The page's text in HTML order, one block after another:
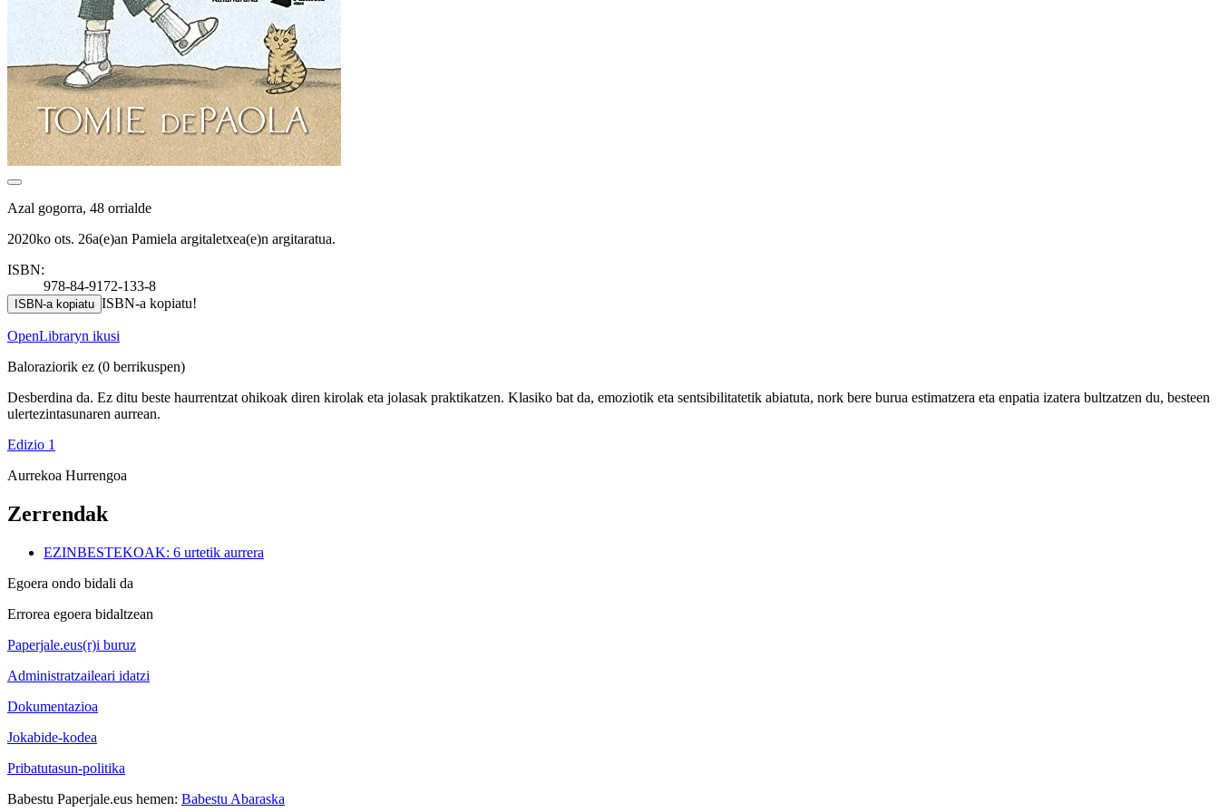
Azal gogorra, 48 orrialde
2020ko ots. 26a(e)an Pamiela argitaletxea(e)n argitaratua.
ISBN:
978-84-9172-133-8
ISBN-a kopiatu ISBN-a kopiatu!
OpenLibraryn ikusi
Baloraziorik ez (0 berrikuspen)
Desberdina da. Ez ditu beste haurrentzat ohikoak diren kirolak eta jolasak praktikatzen. Klasiko bat da, emoziotik eta sentsibilitatetik abiatuta, nork bere burua estimatzera eta enpatia izatera bultzatzen du, besteen
ulertezintasunaren aurrean.
Edizio 1
Aurrekoa Hurrengoa
Zerrendak
EZINBESTEKOAK: 6 urtetik aurrera
Egoera ondo bidali da
Errorea egoera bidaltzean
Paperjale.eus(r)i buruz
Administratzaileari idatzi
Dokumentazioa
Jokabide-kodea
Pribatutasun-politika
Babestu Paperjale.eus hemen: Babestu Abaraska